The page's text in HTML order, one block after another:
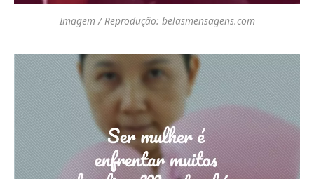
Imagem / Reprodução: belasmensagens.com